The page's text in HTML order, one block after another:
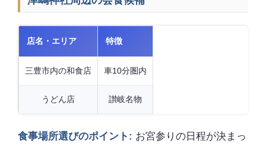
店名・エリア 特徴
三豊市内の和食店 車10分圏内
うどん店 讃岐名物
食事場所選びのポイント: お宮参りの日程が決まっ